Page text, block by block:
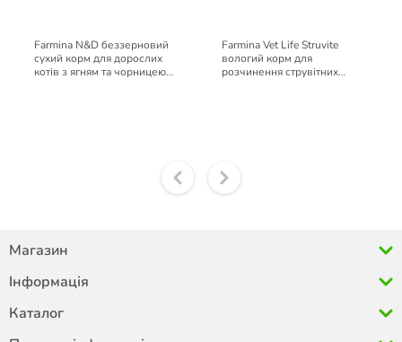
Farmina N&D беззерновий
сухий корм для дорослих
котів з ягням та чорницею
Farmina Vet Life Struvite
вологий корм для
розчинення струвітних
Магазин
Інформація
Каталог